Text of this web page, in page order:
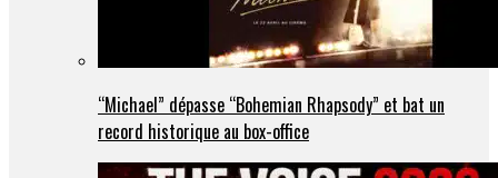
“Michael” dépasse “Bohemian Rhapsody” et bat un
record historique au box-office